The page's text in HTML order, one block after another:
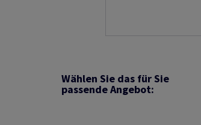
Wählen Sie das für Sie
passende Angebot: